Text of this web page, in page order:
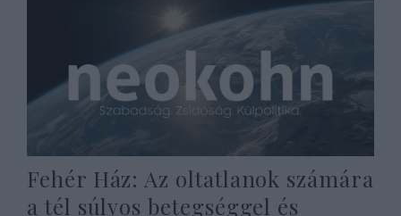
Fehér Ház: Az oltatlanok számára
a tél súlyos betegséggel és